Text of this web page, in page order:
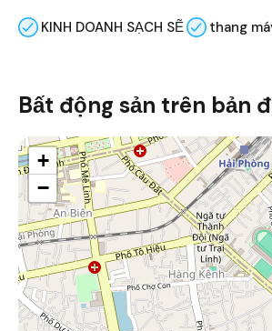
KINH DOANH SẠCH SẼ thang
Bất động sản trên bản
+
−